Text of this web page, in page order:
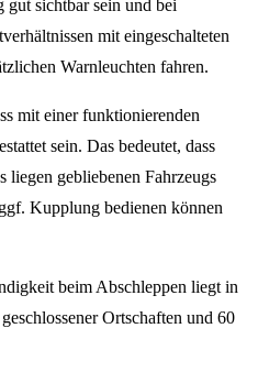
gut sichtbar sein und bei
mit eingeschalteten
Warnleuchten fahren.
mit einer funktionierenden
sein. Das bedeutet, dass
liegen gebliebenen Fahrzeugs
Kupplung bedienen können
beim Abschleppen liegt in
Ortschaften und 60